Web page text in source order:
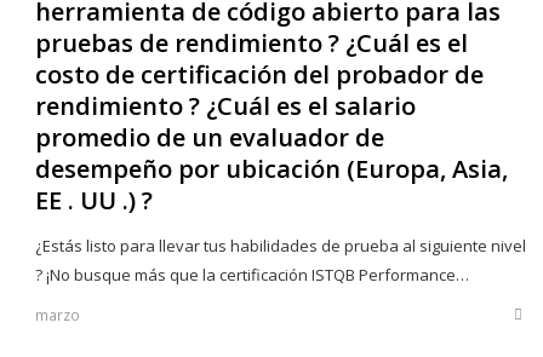
herramienta de código abierto para las
pruebas de rendimiento ? ¿Cuál es el
costo de certificación del probador de
rendimiento ? ¿Cuál es el salario
promedio de un evaluador de
desempeño por ubicación (Europa, Asia,
EE . UU .) ?
¿Estás listo para llevar tus habilidades de prueba al siguiente nivel
? ¡No busque más que la certificación ISTQB Performance…
marzo